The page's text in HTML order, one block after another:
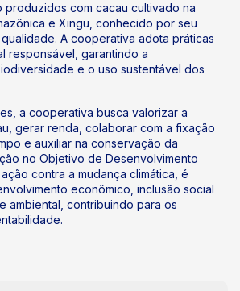
produzidos com cacau cultivado na
e Xingu, conhecido por seu
A cooperativa adota práticas
responsável, garantindo a
e o uso sustentável dos
a cooperativa busca valorizar a
gerar renda, colaborar com a fixação
e auxiliar na conservação da
no Objetivo de Desenvolvimento
contra a mudança climática, é
econômico, inclusão social
ambiental, contribuindo para os